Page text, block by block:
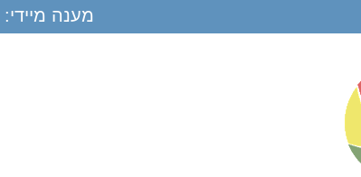
מענה מיידי: